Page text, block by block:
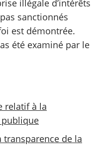
illégale d’intérêts
sanctionnés
est démontrée.
été examiné par le
relatif à la
publique
de la